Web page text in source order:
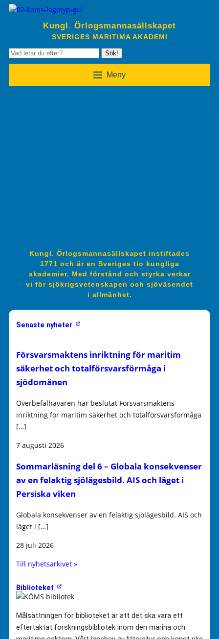
Kungl. Örlogsmannasällskapet
SVERIGES MARITIMA AKADEMI
Sök!
Meny
Kungl. Örlogsmannasällskapet instiftades
1771 och är en Sveriges tio kungliga
akademier. Med förstånd och styrka verkar
vi för sjökrigsvetenskapen och sjöväsendet
i allmänhet.
Senaste nyheter
Försvarsmaktens inriktning för maritim
säkerhet och totalförsvarsförmåga i
sjödomänen
Överbefälhavaren har beslutat Försvarsmaktens
inriktning för maritim säkerhet och totalförsvarsförmåga
[…]
7 augusti 2026
Sommarläsning del 6 – Globala konsekvenser
av en felaktig sjölägesbild. AIS och läget i
Persiska viken
Globala konsekvenser av en felaktig sjölägesbild. AIS och
läget i […]
28 juli 2026
Till nyhetsarkivet »
Biblioteket
Målsättningen för biblioteket är att det ska vara ett
eftertaktat forskningsbibliotek inom den marina och